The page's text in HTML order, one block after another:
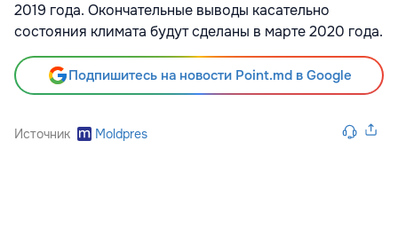
2019 года. Окончательные выводы касательно
состояния климата будут сделаны в марте 2020 года.
Подпишитесь на новости Point.md в Google
Источник Moldpres